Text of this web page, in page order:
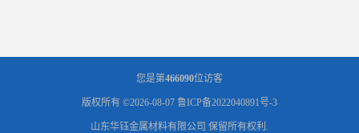
您是第466090位访客
版权所有 ©2026-08-07 鲁ICP备2022040891号-3
山东华钰金属材料有限公司 保留所有权利.